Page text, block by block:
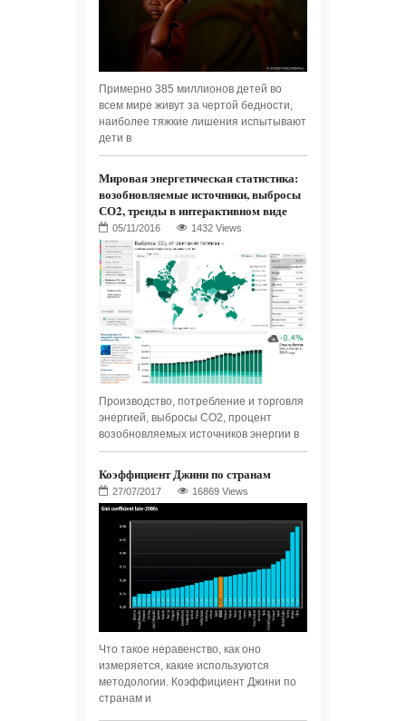
Примерно 385 миллионов детей во
всем мире живут за чертой бедности,
наиболее тяжкие лишения испытывают
дети в
Мировая энергетическая статистика:
возобновляемые источники, выбросы
СО2, тренды в интерактивном виде
1432 Views
Производство, потребление и торговля
энергией, выбросы СО2, процент
возобновляемых источников энергии в
Коэффициент Джини по странам
16869 Views
Что такое неравенство, как оно
измеряется, какие используются
методологии. Коэффициент Джини по
странам и